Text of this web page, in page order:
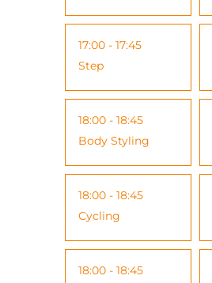
17:00 - 17:45
Step
18:00 - 18:45
Body Styling
18:00 - 18:45
Cycling
18:00 - 18:45